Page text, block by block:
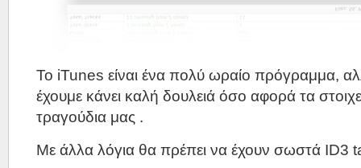
Το iTunes είναι ένα πολύ ωραίο πρόγραμμα,
έχουμε κάνει καλή δουλειά όσο αφορά τα
τραγούδια μας .
Με άλλα λόγια θα πρέπει να έχουν σωστά ID3